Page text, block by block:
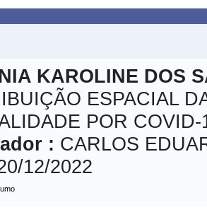
KAROLINE DOS
ESPACIAL
POR
: CARLOS
12/2022